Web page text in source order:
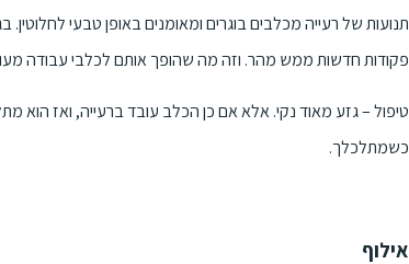
תנועות של רעייה מכלבים בוגרים ומאומנים באופן טבעי
פקודות חדשות ממש מהר. וזה מה שהופך אותם לכלבי עבודה
טיפול – גזע מאוד נקי. אלא אם כן הכלב עובד ברעייה, ואז
כשמתלכלך.
אילוף